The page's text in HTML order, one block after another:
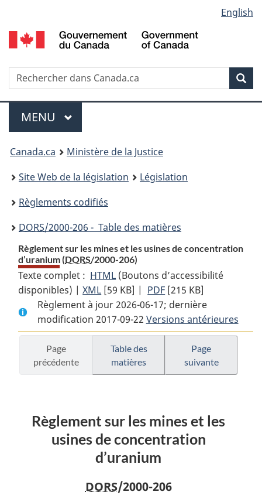
au
contenu
propos
de
la
HTML
simplifiée
selection
English
Recherche
Menu
MENU PRINCIPAL
You
are
here:
Canada.ca
Ministère de la Justice
Site Web de la législation
Législation
Règlements codifiés
DORS/2000-206 - Table des matières
Règlement sur les mines et les usines de concentration
d’uranium (DORS/2000-206)
Texte complet : HTML Texte
complet
:
Règlement
sur
les
mines
et
de
concentration
d’uranium
(Boutons d’accessibilité
disponibles) |XML Texte
complet
:
Règlement
sur
les
mines
usines
de
concentration
d’uranium
[59 KB] | PDF Texte
complet
:
Règlement
mines
usines
de
[215 KB]
Règlement à jour 2026-06-17; dernière
modification 2017-09-22 Versions antérieures
Page
précédente
Table des
matières
Page
suivante
Règlement sur les mines et les
usines de concentration
d’uranium
DORS/2000-206